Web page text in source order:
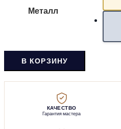
Металл
В КОРЗИНУ
КАЧЕСТВО
Гарантия мастера